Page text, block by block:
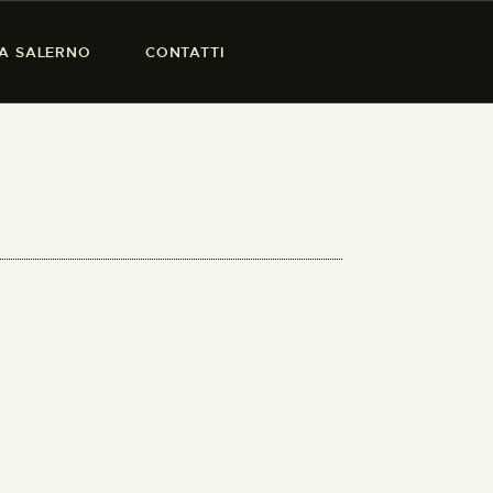
SALERNO CONTATTI